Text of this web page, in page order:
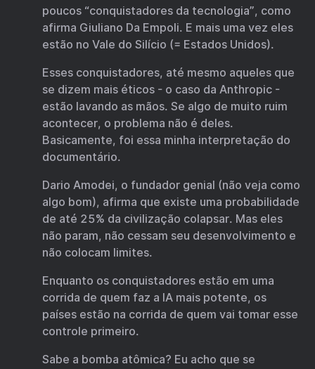
poucos “conquistadores da tecnologia”, como
afirma Giuliano Da Empoli. E mais uma vez eles
estão no Vale do Silício (= Estados Unidos).
Esses conquistadores, até mesmo aqueles que
se dizem mais éticos - o caso da Anthropic -
estão lavando as mãos. Se algo de muito ruim
acontecer, o problema não é deles.
Basicamente, foi essa minha interpretação do
documentário.
Dario Amodei, o fundador genial (não veja como
algo bom), afirma que existe uma probabilidade
de até 25% da civilização colapsar. Mas eles
não param, não cessam seu desenvolvimento e
não colocam limites.
Enquanto os conquistadores estão em uma
corrida de quem faz a IA mais potente, os
países estão na corrida de quem vai tomar esse
controle primeiro.
Sabe a bomba atômica? Eu acho que se